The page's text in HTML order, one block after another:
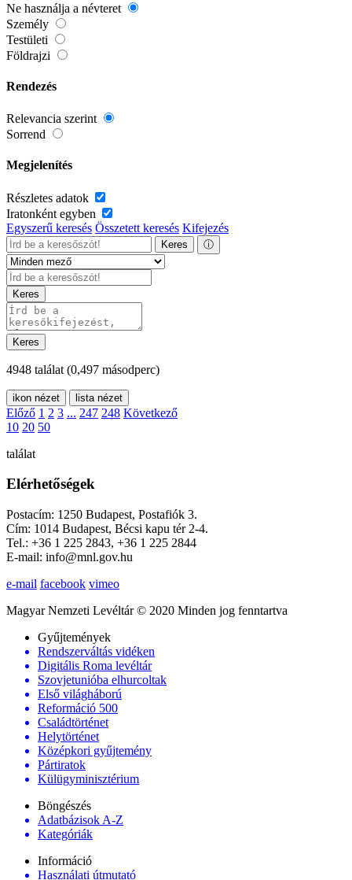
Ne használja a névteret
Személy
Testületi
Földrajzi
Rendezés
Relevancia szerint
Sorrend
Megjelenítés
Részletes adatok
Iratonként egyben
Egyszerű keresés Összetett keresés Kifejezés
Keres ⓘ
Keres
Keres
4948 találat (0,497 másodperc)
ikon nézet lista nézet
Előző 1 2 3 ... 247 248 Következő
10 20 50
találat
Elérhetőségek
Postacím: 1250 Budapest, Postafiók 3.
Cím: 1014 Budapest, Bécsi kapu tér 2-4.
Tel.: +36 1 225 2843, +36 1 225 2844
E-mail: info@mnl.gov.hu
e-mail facebook vimeo
Magyar Nemzeti Levéltár © 2020 Minden jog fenntartva
Gyűjtemények
Rendszerváltás vidéken
Digitális Roma levéltár
Szovjetunióba elhurcoltak
Első világháború
Reformáció 500
Családtörténet
Helytörténet
Középkori gyűjtemény
Pártiratok
Külügyminisztérium
Böngészés
Adatbázisok A-Z
Kategóriák
Információ
Használati útmutató